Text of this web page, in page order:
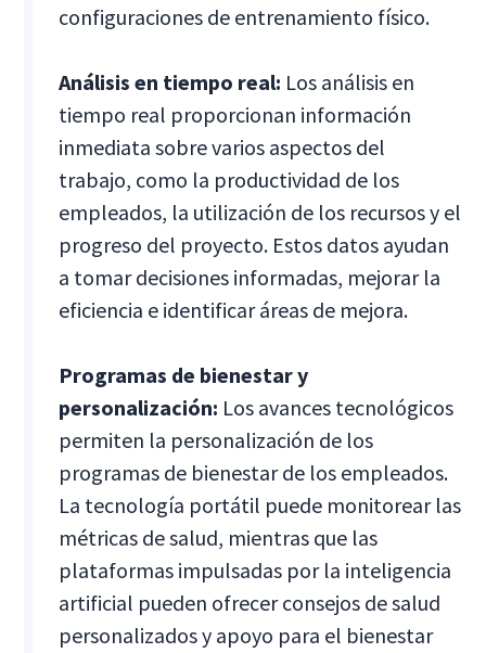
configuraciones de entrenamiento físico.
Análisis en tiempo real: Los análisis en
tiempo real proporcionan información
inmediata sobre varios aspectos del
trabajo, como la productividad de los
empleados, la utilización de los recursos y el
progreso del proyecto. Estos datos ayudan
a tomar decisiones informadas, mejorar la
eficiencia e identificar áreas de mejora.
Programas de bienestar y
personalización: Los avances tecnológicos
permiten la personalización de los
programas de bienestar de los empleados.
La tecnología portátil puede monitorear las
métricas de salud, mientras que las
plataformas impulsadas por la inteligencia
artificial pueden ofrecer consejos de salud
personalizados y apoyo para el bienestar